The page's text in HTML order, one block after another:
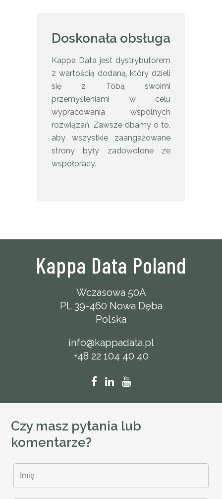
Doskonała obsługa
Kappa Data jest dystrybutorem
z wartością dodaną, który dzieli
się z Tobą swoimi
przemyśleniami w celu
wypracowania wspólnych
rozwiązań. Zawsze dbamy o to,
aby wszystkie zaangażowane
strony były zadowolone ze
współpracy.
Kappa Data Poland
Wczasowa 50A
PL 39-460 Nowa Dęba
Polska
info@kappadata.pl
+48 22 104 40 40
Czy masz pytania lub
komentarze?